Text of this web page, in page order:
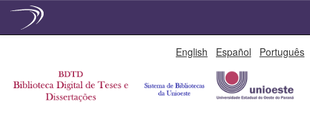
English Español Português